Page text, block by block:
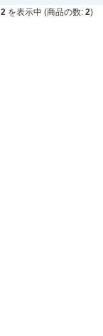
2 を表示中 (商品の数: 2)